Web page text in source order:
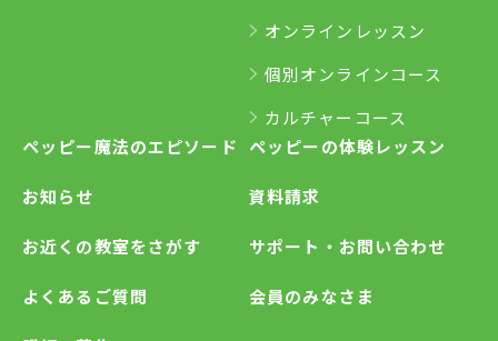
オンラインレッスン
個別オンラインコース
カルチャーコース
ペッピー魔法のエピソード
お知らせ
お近くの教室をさがす
よくあるご質問
ペッピーの体験レッスン
資料請求
サポート・お問い合わせ
会員のみなさま